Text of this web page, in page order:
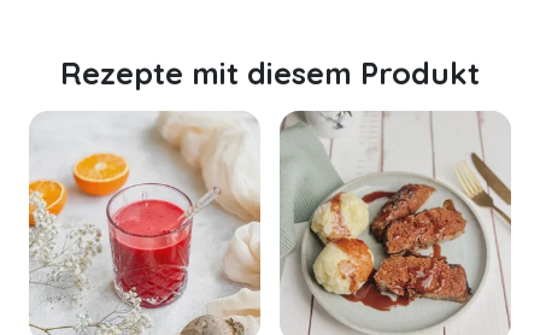
Rezepte mit diesem Produkt